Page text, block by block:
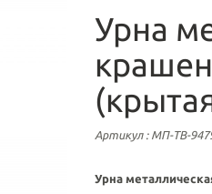
Урна
Артикул: МП-ТВ-
Урна